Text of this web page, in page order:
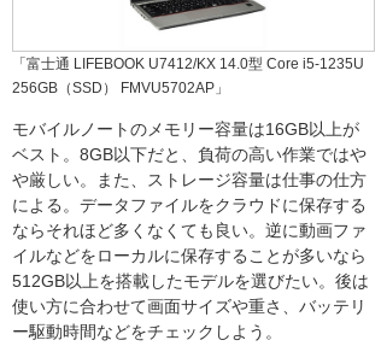
「富士通 LIFEBOOK U7412/KX 14.0型 Core i5-1235U
256GB（SSD） FMVU5702AP」
モバイルノートのメモリー容量は16GB以上が
ベスト。8GB以下だと、負荷の高い作業ではや
や厳しい。また、ストレージ容量は仕事の仕方
による。データファイルをクラウドに保存する
ならそれほど多くなくても良い。逆に動画ファ
イルなどをローカルに保存することが多いなら
512GB以上を搭載したモデルを選びたい。後は
使い方に合わせて画面サイズや重さ、バッテリ
ー駆動時間などをチェックしよう。